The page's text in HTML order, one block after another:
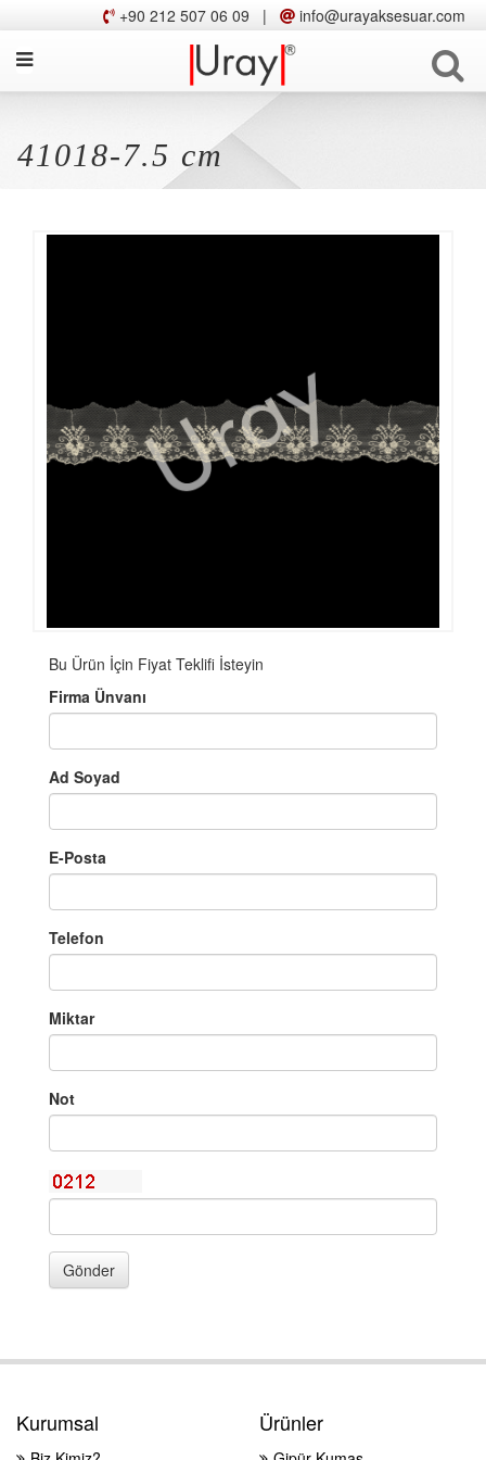
+90 212 507 06 09 | info@urayaksesuar.com
41018-7.5 cm
Bu Ürün İçin Fiyat Teklifi İsteyin
Firma Ünvanı
Ad Soyad
E-Posta
Telefon
Miktar
Not
Gönder
Kurumsal Ürünler